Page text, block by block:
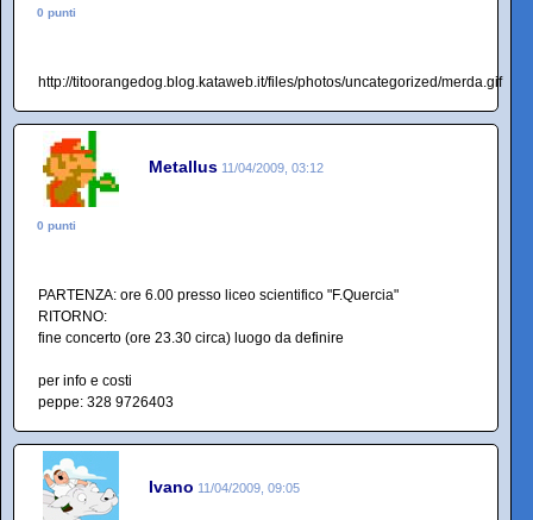
0 punti
http://titoorangedog.blog.kataweb.it/files/photos/uncategorized/merda.gif
Metallus 11/04/2009, 03:12
0 punti
PARTENZA: ore 6.00 presso liceo scientifico "F.Quercia"
RITORNO:
fine concerto (ore 23.30 circa) luogo da definire
per info e costi
peppe: 328 9726403
Ivano 11/04/2009, 09:05